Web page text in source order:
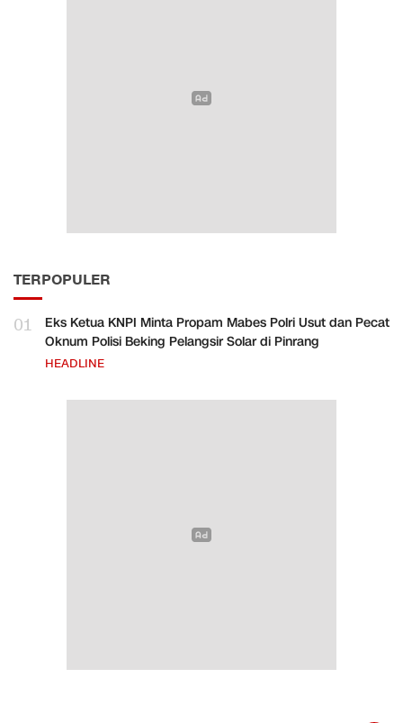
TERPOPULER
01
Eks Ketua KNPI Minta Propam Mabes Polri Usut dan Pecat
Oknum Polisi Beking Pelangsir Solar di Pinrang
HEADLINE